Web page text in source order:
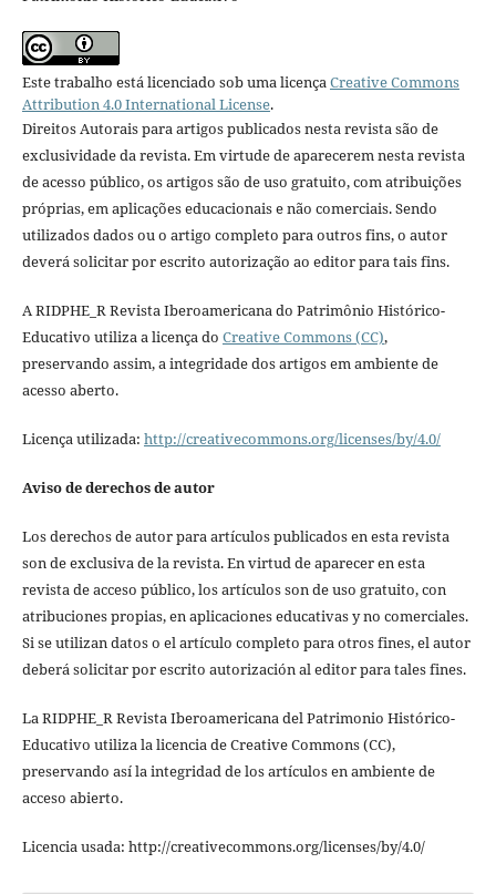
Este trabalho está licenciado sob uma licençaCreative Commons
Attribution 4.0 International License.
Direitos Autorais para artigos publicados nesta revista são de
exclusividade da revista. Em virtude de aparecerem nesta revista
de acesso público, os artigos são de uso gratuito, com atribuições
próprias, em aplicações educacionais e não comerciais. Sendo
utilizados dados ou o artigo completo para outros fins, o autor
deverá solicitar por escrito autorização ao editor para tais fins.
A RIDPHE_R Revista Iberoamericana do Patrimônio Histórico-
Educativo utiliza a licença do Creative Commons (CC),
preservando assim, a integridade dos artigos em ambiente de
acesso aberto.
Licença utilizada: http://creativecommons.org/licenses/by/4.0/
Aviso de derechos de autor
Los derechos de autor para artículos publicados en esta revista
son de exclusiva de la revista. En virtud de aparecer en esta
revista de acceso público, los artículos son de uso gratuito, con
atribuciones propias, en aplicaciones educativas y no comerciales.
Si se utilizan datos o el artículo completo para otros fines, el autor
deberá solicitar por escrito autorización al editor para tales fines.
La RIDPHE_R Revista Iberoamericana del Patrimonio Histórico-
Educativo utiliza la licencia de Creative Commons (CC),
preservando así la integridad de los artículos en ambiente de
acceso abierto.
Licencia usada: http://creativecommons.org/licenses/by/4.0/